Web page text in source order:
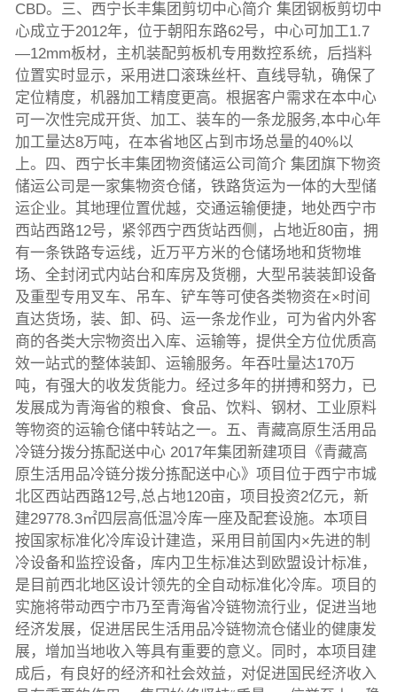
CBD。三、西宁长丰集团剪切中心简介 集团钢板剪切中
心成立于2012年，位于朝阳东路62号，中心可加工1.7
—12mm板材，主机装配剪板机专用数控系统，后挡料
位置实时显示，采用进口滚珠丝杆、直线导轨，确保了
定位精度，机器加工精度更高。根据客户需求在本中心
可一次性完成开货、加工、装车的一条龙服务,本中心年
加工量达8万吨，在本省地区占到市场总量的40%以
上。四、西宁长丰集团物资储运公司简介 集团旗下物资
储运公司是一家集物资仓储，铁路货运为一体的大型储
运企业。其地理位置优越，交通运输便捷，地处西宁市
西站西路12号，紧邻西宁西货站西侧，占地近80亩，拥
有一条铁路专运线，近万平方米的仓储场地和货物堆
场、全封闭式内站台和库房及货棚，大型吊装装卸设备
及重型专用叉车、吊车、铲车等可使各类物资在×时间
直达货场，装、卸、码、运一条龙作业，可为省内外客
商的各类大宗物资出入库、运输等，提供全方位优质高
效一站式的整体装卸、运输服务。年吞吐量达170万
吨，有强大的收发货能力。经过多年的拼搏和努力，已
发展成为青海省的粮食、食品、饮料、钢材、工业原料
等物资的运输仓储中转站之一。五、青藏高原生活用品
冷链分拨分拣配送中心 2017年集团新建项目《青藏高
原生活用品冷链分拨分拣配送中心》项目位于西宁市城
北区西站西路12号,总占地120亩，项目投资2亿元，新
建29778.3㎡四层高低温冷库一座及配套设施。本项目
按国家标准化冷库设计建造，采用目前国内×先进的制
冷设备和监控设备，库内卫生标准达到欧盟设计标准，
是目前西北地区设计领先的全自动标准化冷库。项目的
实施将带动西宁市乃至青海省冷链物流行业，促进当地
经济发展，促进居民生活用品冷链物流仓储业的健康发
展，增加当地收入等具有重要的意义。同时，本项目建
成后，有良好的经济和社会效益，对促进国民经济收入